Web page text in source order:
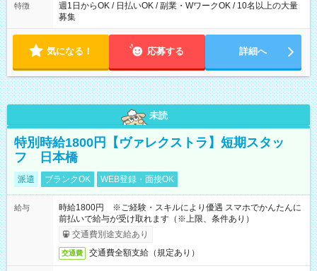
特徴
週1日からOK / 日払いOK / 副業・WワークOK / 10名以上の大量
募集
気になる！ 応募する 詳細へ
未読
特別時給1800円【ヴァレクストラ】短期スタッ
フ 日本橋
派遣 ブランクOK WEB登録・面接OK
給与
時給1800円 ※ご経験・スキルにより優遇 スマホでかんたんに
前払いで給与が受け取れます（※上限、条件あり）
交通費別途支給あり
交通費 交通費全額支給（規定あり）